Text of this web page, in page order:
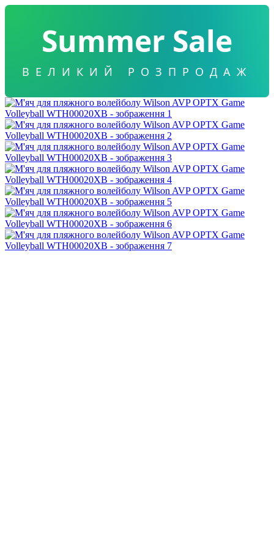
Summer Sale
ВЕЛИКИЙ РОЗПРОДАЖ